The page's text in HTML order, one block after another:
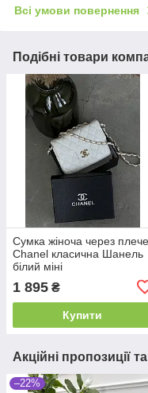
Всі умови повернення
Подібні товари
Сумка жіноча через плече
Chanel класична Шанель
білий міні
1 895 ₴
Купити
Акційні пропозиції
–22%